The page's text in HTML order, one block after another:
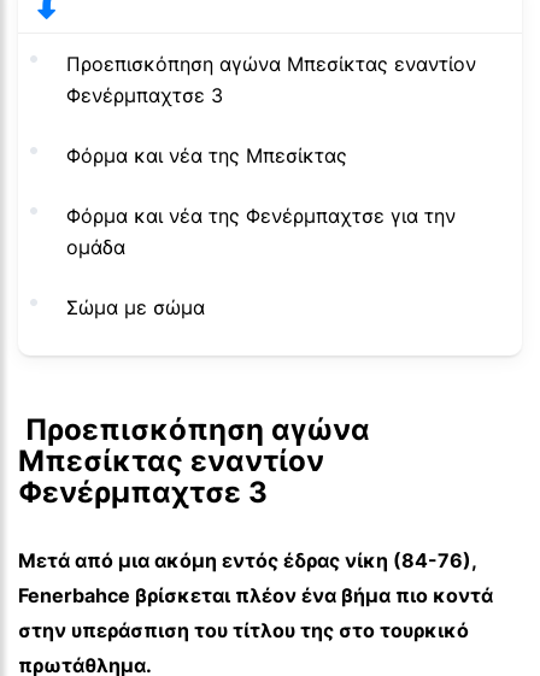
Προεπισκόπηση αγώνα Μπεσίκτας εναντίον
Φενέρμπαχτσε 3
Φόρμα και νέα της Μπεσίκτας
Φόρμα και νέα της Φενέρμπαχτσε για την
ομάδα
Σώμα με σώμα
Μπεσίκτας εναντίον
Φενέρμπαχτσε 3
Μετά από μια ακόμη εντός έδρας νίκη (84-76),
Fenerbahce βρίσκεται πλέον ένα βήμα πιο κοντά
στην υπεράσπιση του τίτλου της στο τουρκικό
πρωτάθλημα.